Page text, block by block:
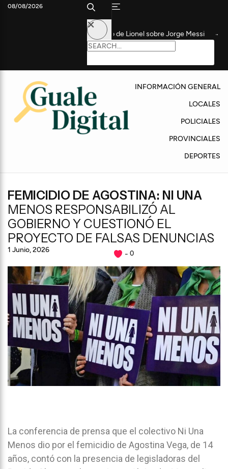
y ganábamos todo”: el relato de Lionel sobre Jorge Messi
08/08/2026
INFORMACIÓN GENERAL
LOCALES
POLICIALES
PROVINCIALES
DEPORTES
FEMICIDIO DE AGOSTINA: NI UNA
MENOS RESPONSABILIZÓ AL
GOBIERNO Y CUESTIONÓ EL
PROYECTO DE FALSAS DENUNCIAS
1 Junio, 2026 0
La conferencia de prensa que el colectivo Ni Una
Menos dio por el femicidio de Agostina Vega, de 14
años, contó con la presencia de legisladoras del